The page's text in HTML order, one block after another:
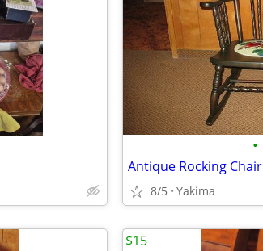
•
Antique Rocking Chair
8/5 Yakima
$15